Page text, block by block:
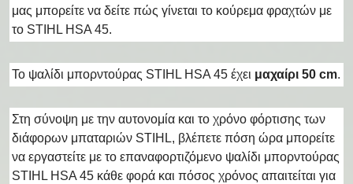
μας μπορείτε να δείτε πώς γίνεται το κούρεμα φραχτών με
το STIHL HSA 45.
Το ψαλίδι μπορντούρας STIHL HSA 45 έχει μαχαίρι 50 cm.
Στη σύνοψη με την αυτονομία και το χρόνο φόρτισης των
διάφορων μπαταριών STIHL, βλέπετε πόση ώρα μπορείτε
να εργαστείτε με το επαναφορτιζόμενο ψαλίδι μπορντούρας
STIHL HSA 45 κάθε φορά και πόσος χρόνος απαιτείται για